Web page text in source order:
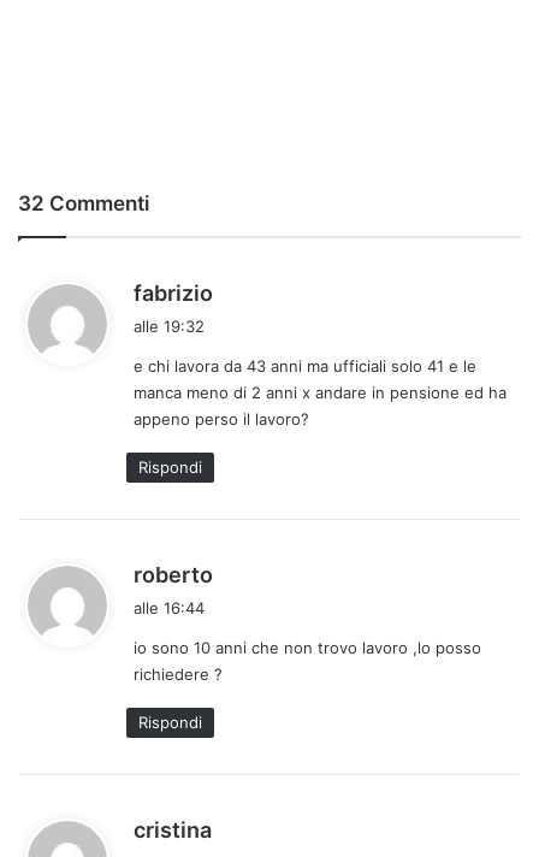
32 Commenti
fabrizio
e
t
t
o
:
alle 19:32
e chi lavora da 43 anni ma ufficiali solo 41 e le
manca meno di 2 anni x andare in pensione ed ha
appeno perso il lavoro?
Rispondi
roberto
e
t
t
o
alle 16:44
io sono 10 anni che non trovo lavoro ,lo posso
richiedere ?
Rispondi
cristina